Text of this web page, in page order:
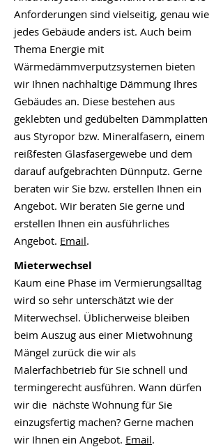
Anforderungen sind vielseitig, genau wie
jedes Gebäude anders ist. Auch beim
Thema Energie mit
Wärmedämmverputzsystemen bieten
wir Ihnen nachhaltige Dämmung Ihres
Gebäudes an. Diese bestehen aus
geklebten und gedübelten Dämmplatten
aus Styropor bzw. Mineralfasern, einem
reißfesten Glasfasergewebe und dem
darauf aufgebrachten Dünnputz. Gerne
beraten wir Sie bzw. erstellen Ihnen ein
Angebot. Wir beraten Sie gerne und
erstellen Ihnen ein ausführliches
Angebot. Email.
Mieterwechsel
Kaum eine Phase im Vermierungsalltag
wird so sehr unterschätzt wie der
Miterwechsel. Üblicherweise bleiben
beim Auszug aus einer Mietwohnung
Mängel zurück die wir als
Malerfachbetrieb für Sie schnell und
termingerecht ausführen. Wann dürfen
wir die nächste Wohnung für Sie
einzugsfertig machen? Gerne machen
wir Ihnen ein Angebot. Email.